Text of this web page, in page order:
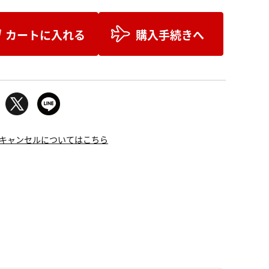
カートに入れる 購入手続きへ
ャンセルについてはこちら